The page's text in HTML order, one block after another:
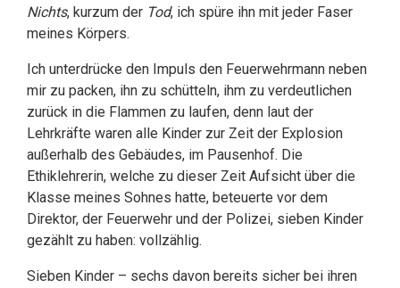
Nichts, kurzum der Tod, ich spüre ihn mit jeder Faser
meines Körpers.
Ich unterdrücke den Impuls den Feuerwehrmann neben
mir zu packen, ihn zu schütteln, ihm zu verdeutlichen
zurück in die Flammen zu laufen, denn laut der
Lehrkräfte waren alle Kinder zur Zeit der Explosion
außerhalb des Gebäudes, im Pausenhof. Die
Ethiklehrerin, welche zu dieser Zeit Aufsicht über die
Klasse meines Sohnes hatte, beteuerte vor dem
Direktor, der Feuerwehr und der Polizei, sieben Kinder
gezählt zu haben: vollzählig.
Sieben Kinder – sechs davon bereits sicher bei ihren